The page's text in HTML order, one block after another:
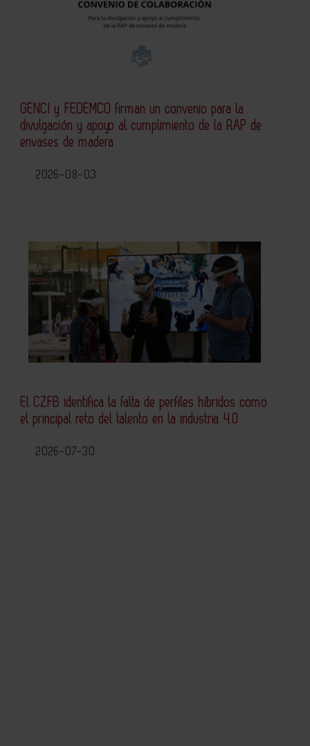
GENCI y FEDEMCO firman un convenio para la
divulgación y apoyo al cumplimiento de la RAP de
envases de madera
2026-08-03
El CZFB identifica la falta de perfiles híbridos como
el principal reto del talento en la industria 4.0
2026-07-30